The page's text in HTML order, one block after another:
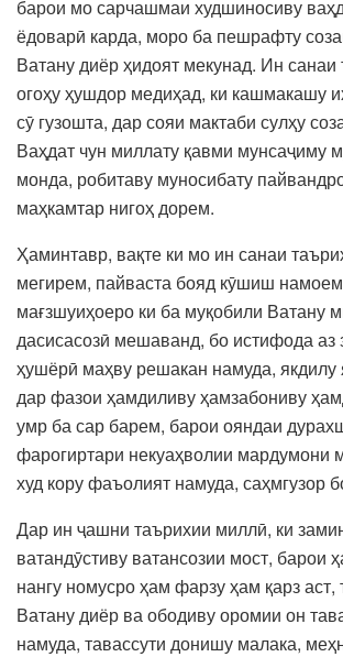
барои мо сарчашмаи худшиносиву
ёдоварӣ карда, моро ба пешрафту
Ватану диёр ҳидоят мекунад. Ин санаи
огоҳу ҳушдор медиҳад, ки кашмакашу
сӯ гузошта, дар сояи мактаби сулҳу
Ваҳдат чун миллату қавми мунсаҷиму
монда, робитаву муносибату
маҳкамтар нигоҳ дорем.
Ҳаминтавр, вақте ки мо ин санаи
мегирем, пайваста бояд кӯшиш
мағзшуиҳоеро ки ба муқобили Ватану
дасисасозӣ мешаванд, бо истифода аз
ҳушёрӣ маҳву решакан намуда, якдилу
дар фазои ҳамдиливу ҳамзабониву
умр ба сар барем, барои ояндаи
фарогиртари некуаҳволии мардумони
худ кору фаъолият намуда, саҳмгузор
Дар ин ҷашни таърихии миллӣ, ки
ватандӯстиву ватансозии мост, барои
нангу номусро ҳам фарзу ҳам қарз аст,
Ватану диёр ва ободиву оромии он
намуда, тавассути донишу малака,